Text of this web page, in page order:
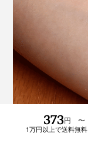
373円 〜
1万円以上で送料無料